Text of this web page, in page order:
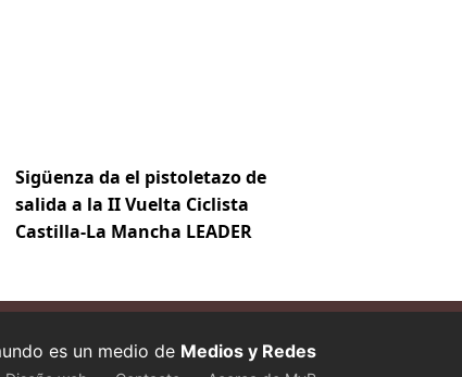
Sigüenza da el pistoletazo de
salida a la II Vuelta Ciclista
Castilla-La Mancha LEADER
es un medio de Medios y Redes